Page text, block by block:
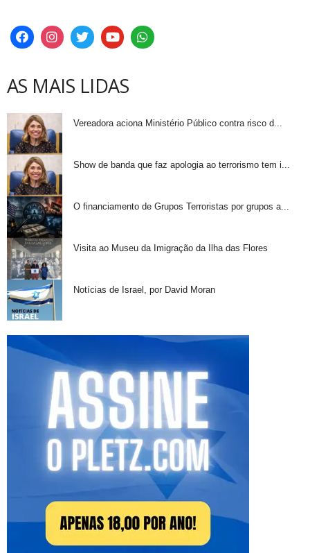
AS MAIS LIDAS
Vereadora aciona Ministério Público contra risco d...
Show de banda que faz apologia ao terrorismo tem i...
O financiamento de Grupos Terroristas por grupos a...
Visita ao Museu da Imigração da Ilha das Flores
Notícias de Israel, por David Moran